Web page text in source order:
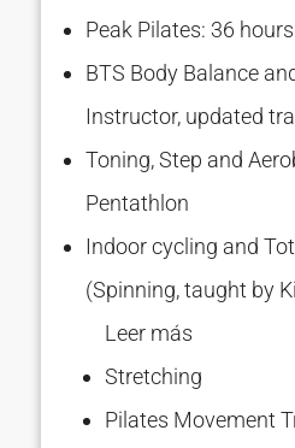
Peak Pilates: 36 hours
BTS Body Balance
Instructor, updated
Toning, Step and
Pentathlon
Indoor cycling and
(Spinning, taught by
Leer más
Stretching
Pilates Movement